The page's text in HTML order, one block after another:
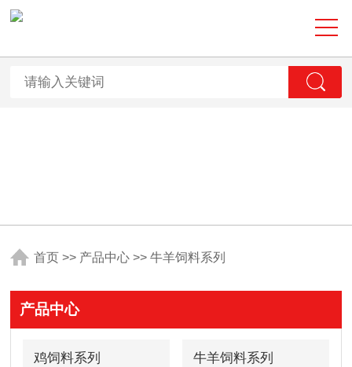
首页 >> 产品中心 >>牛羊饲料系列
产品中心
鸡饲料系列 牛羊饲料系列